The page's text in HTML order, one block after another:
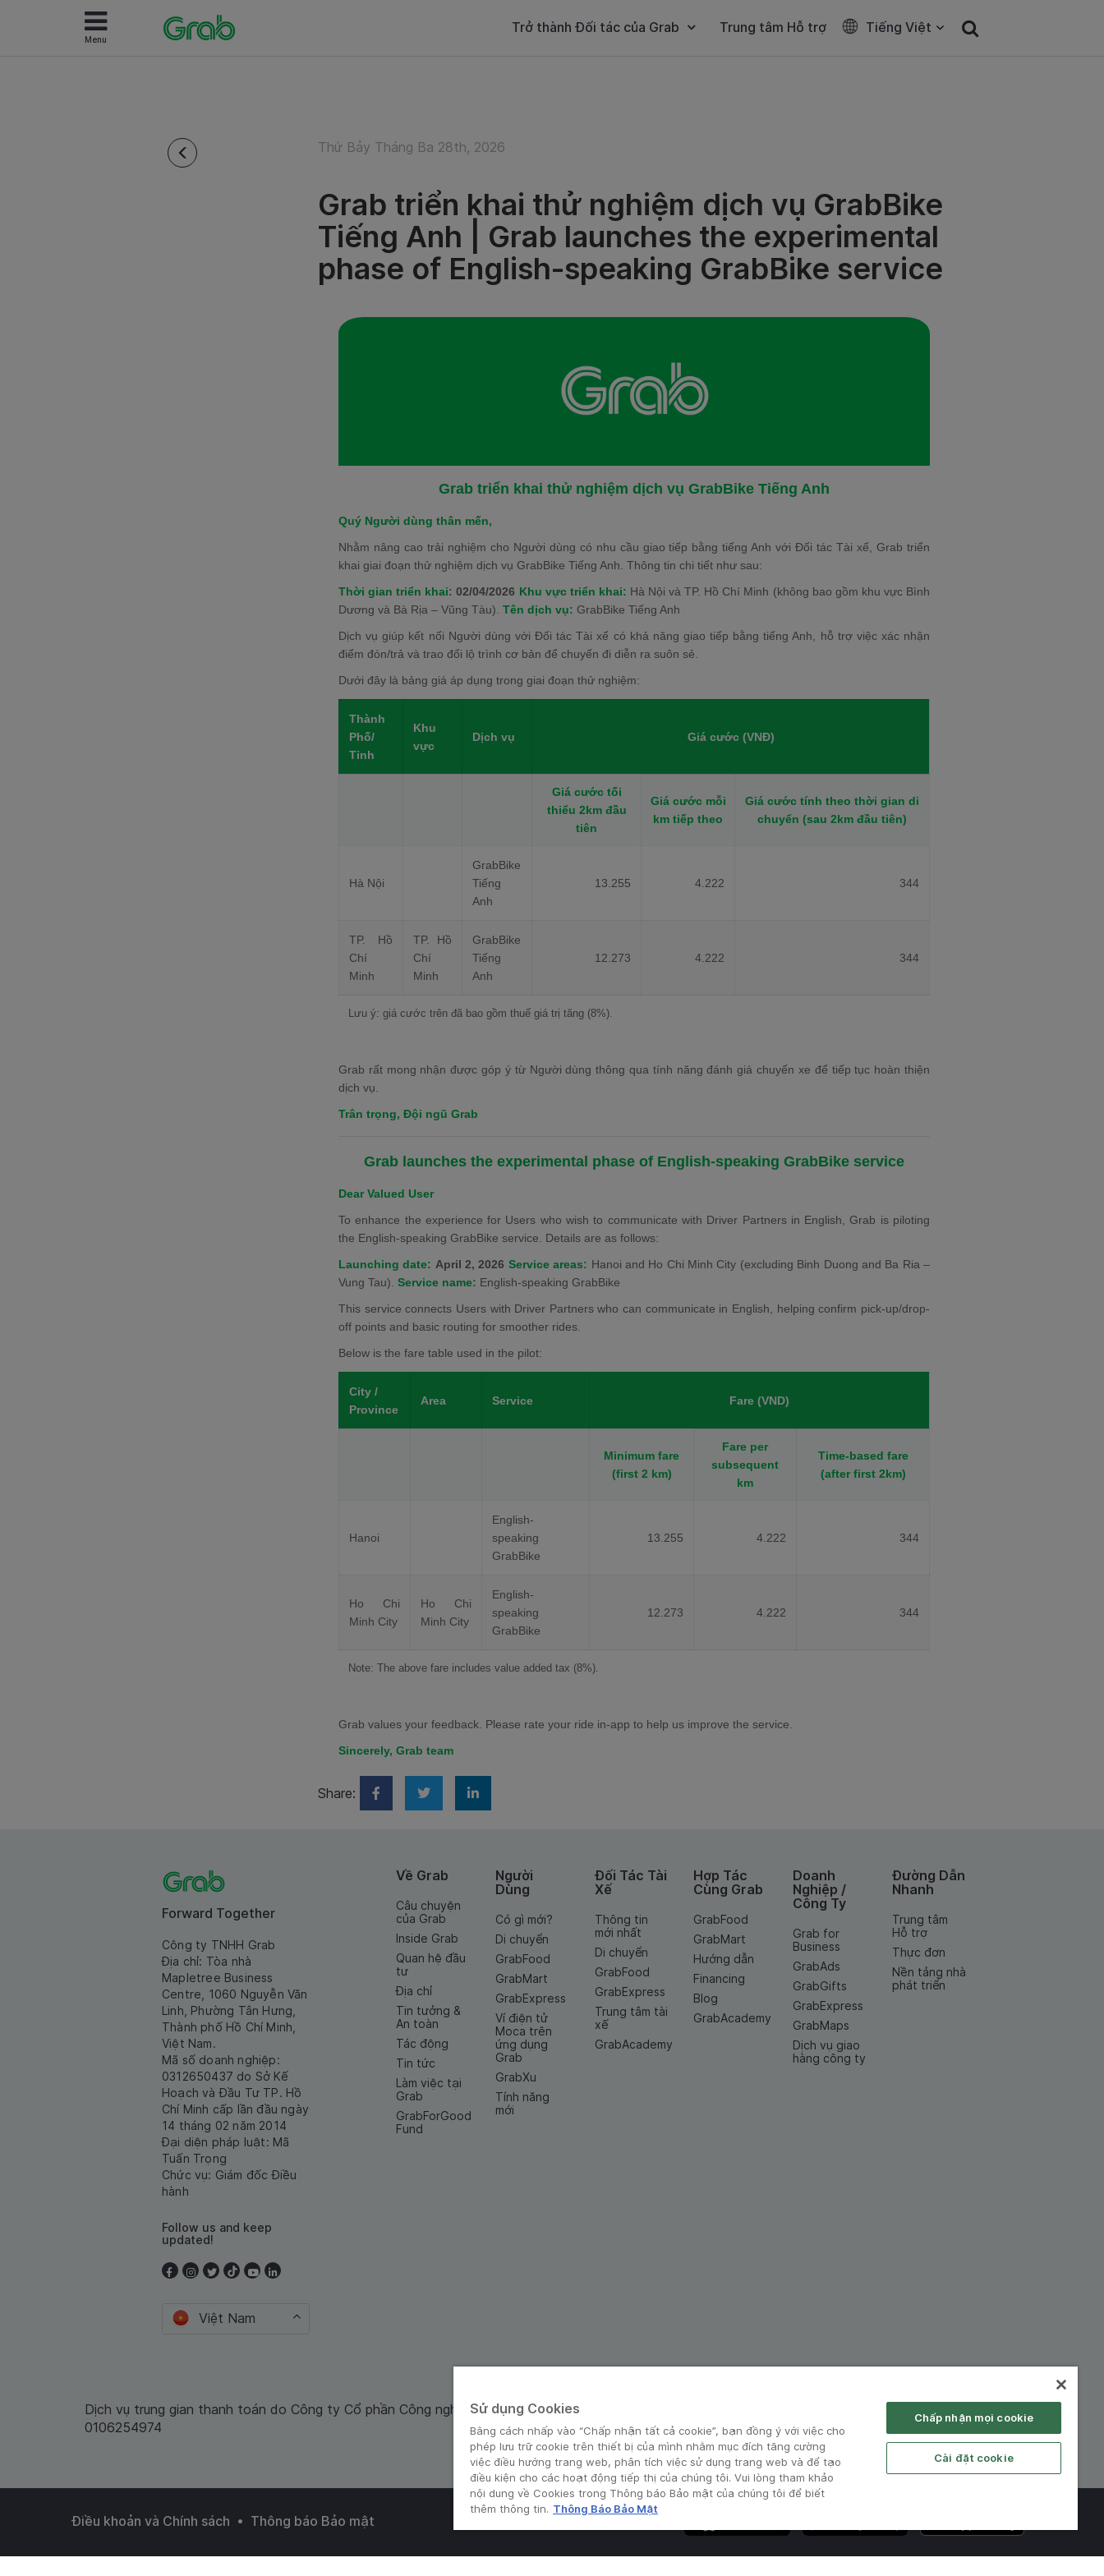
Menu
Trở thành Đối tác của Grab Trung tâm Hỗ trợ Tiếng Việt
Thứ Bảy Tháng Ba 28th, 2026
Grab triển khai thử nghiệm dịch vụ GrabBike
Tiếng Anh | Grab launches the experimental
phase of English-speaking GrabBike service
Grab triển khai thử nghiệm dịch vụ GrabBike Tiếng Anh
Quý Người dùng thân mến,
Nhằm nâng cao trải nghiệm cho Người dùng có nhu cầu giao tiếp bằng tiếng Anh với Đối tác Tài xế, Grab triển
khai giai đoạn thử nghiệm dịch vụ GrabBike Tiếng Anh. Thông tin chi tiết như sau:
Thời gian triển khai: 02/04/2026 Khu vực triển khai: Hà Nội và TP. Hồ Chí Minh (không bao gồm khu vực Bình
Dương và Bà Rịa – Vũng Tàu). Tên dịch vụ: GrabBike Tiếng Anh
Dịch vụ giúp kết nối Người dùng với Đối tác Tài xế có khả năng giao tiếp bằng tiếng Anh, hỗ trợ việc xác nhận
điểm đón/trả và trao đổi lộ trình cơ bản để chuyến đi diễn ra suôn sẻ.
Dưới đây là bảng giá áp dụng trong giai đoạn thử nghiệm:
Thành
Phố/
Tỉnh
Khu
vực
Dịch vụ Giá cước (VNĐ)
Giá cước tối
thiểu 2km đầu
tiên
Giá cước mỗi
km tiếp theo
Giá cước tính theo thời gian di
chuyển (sau 2km đầu tiên)
Hà Nội
GrabBike
Tiếng
Anh
13.255 4.222 344
TP. Hồ
Chí
Minh
TP. Hồ
Chí
Minh
GrabBike
Tiếng
Anh
12.273 4.222 344
Lưu ý: giá cước trên đã bao gồm thuế giá trị tăng (8%).
Grab rất mong nhận được góp ý từ Người dùng thông qua tính năng đánh giá chuyến xe để tiếp tục hoàn thiện
dịch vụ.
Trân trọng, Đội ngũ Grab
Grab launches the experimental phase of English-speaking GrabBike service
Dear Valued User
To enhance the experience for Users who wish to communicate with Driver Partners in English, Grab is piloting
the English-speaking GrabBike service. Details are as follows:
Launching date: April 2, 2026 Service areas: Hanoi and Ho Chi Minh City (excluding Binh Duong and Ba Ria –
Vung Tau). Service name: English-speaking GrabBike
This service connects Users with Driver Partners who can communicate in English, helping confirm pick-up/drop-
off points and basic routing for smoother rides.
Below is the fare table used in the pilot:
City /
Province
Area Service Fare (VND)
Minimum fare
(first 2 km)
Fare per
subsequent
km
Time-based fare
(after first 2km)
Hanoi
English-
speaking
GrabBike
13.255 4.222 344
Ho Chi
Minh City
Ho Chi
Minh City
English-
speaking
GrabBike
12.273 4.222 344
Note: The above fare includes value added tax (8%).
Grab values your feedback. Please rate your ride in-app to help us improve the service.
Sincerely, Grab team
Share:
Forward Together
Công ty TNHH Grab
Địa chỉ: Tòa nhà
Mapletree Business
Centre, 1060 Nguyễn Văn
Linh, Phường Tân Hưng,
Thành phố Hồ Chí Minh,
Việt Nam.
Mã số doanh nghiệp:
0312650437 do Sở Kế
Hoạch và Đầu Tư TP. Hồ
Chí Minh cấp lần đầu ngày
14 tháng 02 năm 2014
Đại diện pháp luật: Mã
Tuấn Trọng
Chức vụ: Giám đốc Điều
hành
Follow us and keep
updated!
Việt Nam
Về Grab
Câu chuyện
của Grab
Inside Grab
Quan hệ đầu
tư
Địa chỉ
Tin tưởng &
An toàn
Tác động
Tin tức
Làm việc tại
Grab
GrabForGood
Fund
Người
Dùng
Có gì mới?
Di chuyển
GrabFood
GrabMart
GrabExpress
Ví điện tử
Moca trên
ứng dụng
Grab
GrabXu
Tính năng
mới
Đối Tác Tài
Xế
Thông tin
mới nhất
Di chuyển
GrabFood
GrabExpress
Trung tâm tài
xế
GrabAcademy
Hợp Tác
Cùng Grab
GrabFood
GrabMart
Hướng dẫn
Financing
Blog
GrabAcademy
Doanh
Nghiệp /
Công Ty
Grab for
Business
GrabAds
GrabGifts
GrabExpress
GrabMaps
Dịch vụ giao
hàng công ty
Đường Dẫn
Nhanh
Trung tâm
Hỗ trợ
Thực đơn
Nền tảng nhà
phát triển
Dịch vụ trung gian thanh toán do Công ty Cổ phần Công nghệ và Dịch Vụ Moca cung cấp. Mã số doanh nghiệp:
0106254974
Điều khoản và Chính sách • Thông báo Bảo mật
Sử dụng Cookies
Bằng cách nhấp vào “Chấp nhận tất cả cookie”, bạn đồng ý với việc cho
phép lưu trữ cookie trên thiết bị của mình nhằm mục đích tăng cường
việc điều hướng trang web, phân tích việc sử dụng trang web và để tạo
điều kiện cho các hoạt động tiếp thị của chúng tôi. Vui lòng tham khảo
nội dung về Cookies trong Thông báo Bảo mật của chúng tôi để biết
thêm thông tin. Thông Báo Bảo Mật
Chấp nhận mọi cookie
Cài đặt cookie